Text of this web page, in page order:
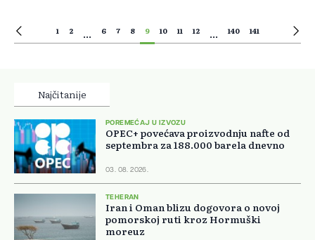
1 2 ... 6 7 8 9 10 11 12 ... 140 141
Najčitanije
POREMEĆAJ U IZVOZU
OPEC+ povećava proizvodnju nafte od
septembra za 188.000 barela dnevno
03. 08. 2026.
TEHERAN
Iran i Oman blizu dogovora o novoj
pomorskoj ruti kroz Hormuški
moreuz